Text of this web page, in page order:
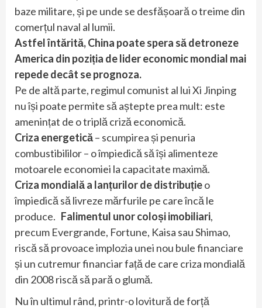
baze militare, și pe unde se desfășoară o treime din
comerțul naval al lumii.
Astfel întărită, China poate spera să detroneze
America din poziția de lider economic mondial mai
repede decât se prognoza.
Pe de altă parte, regimul comunist al lui Xi Jinping
nu își poate permite să aștepte prea mult: este
amenințat de o triplă criză economică.
Criza energetică– scumpirea și penuria
combustibililor – o împiedică să își alimenteze
motoarele economiei la capacitate maximă.
Criza mondială a lanțurilor de distribuțieo
împiedică să livreze mărfurile pe care încă le
produce. Falimentul unor coloși imobiliari,
precum Evergrande, Fortune, Kaisa sau Shimao,
riscă să provoace implozia unei nou bule financiare
și un cutremur financiar față de care criza mondială
din 2008 riscă să pară o glumă.
Nu în ultimul rând, printr-o lovitură de forță